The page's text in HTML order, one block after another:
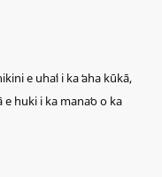
e uhaʻi i ka ʻaha kūkā,
huki i ka manaʻo o ka